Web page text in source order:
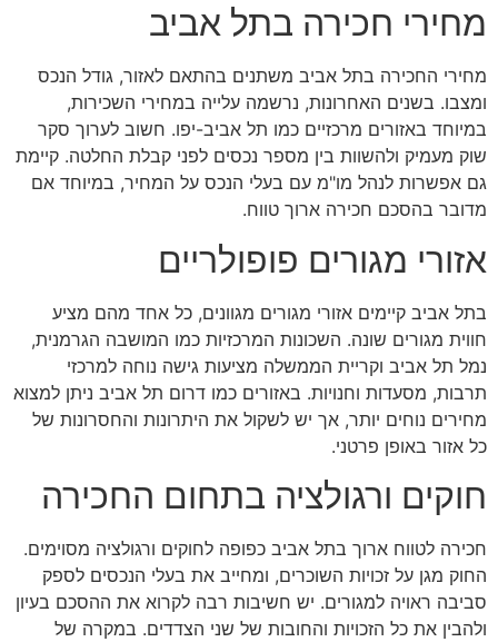
מחירי חכירה בתל אביב
מחירי החכירה בתל אביב משתנים בהתאם לאזור, גודל הנכס
ומצבו. בשנים האחרונות, נרשמה עלייה במחירי השכירות,
במיוחד באזורים מרכזיים כמו תל אביב-יפו. חשוב לערוך סקר
שוק מעמיק ולהשוות בין מספר נכסים לפני קבלת החלטה. קיימת
גם אפשרות לנהל מו"מ עם בעלי הנכס על המחיר, במיוחד אם
מדובר בהסכם חכירה ארוך טווח.
אזורי מגורים פופולריים
בתל אביב קיימים אזורי מגורים מגוונים, כל אחד מהם מציע
חווית מגורים שונה. השכונות המרכזיות כמו המושבה הגרמנית,
נמל תל אביב וקריית הממשלה מציעות גישה נוחה למרכזי
תרבות, מסעדות וחנויות. באזורים כמו דרום תל אביב ניתן למצוא
מחירים נוחים יותר, אך יש לשקול את היתרונות והחסרונות של
כל אזור באופן פרטני.
חוקים ורגולציה בתחום החכירה
חכירה לטווח ארוך בתל אביב כפופה לחוקים ורגולציה מסוימים.
החוק מגן על זכויות השוכרים, ומחייב את בעלי הנכסים לספק
סביבה ראויה למגורים. יש חשיבות רבה לקרוא את ההסכם בעיון
ולהבין את כל הזכויות והחובות של שני הצדדים. במקרה של